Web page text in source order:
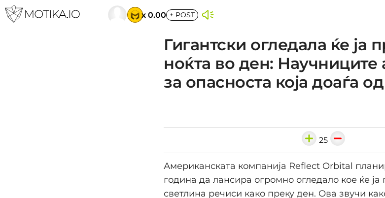
x 0.00 + POST
Гигантски огледала ќе ја
ноќта во ден: Научниците
за опасноста која доаѓа
25
Американската компанија Reflect Orbital
година да лансира огромно огледало кое ќе ја
светлина речиси како преку ден. Ова звучи